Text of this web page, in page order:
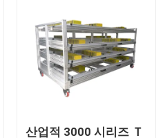
산업적 3000 시리즈 Ｔ